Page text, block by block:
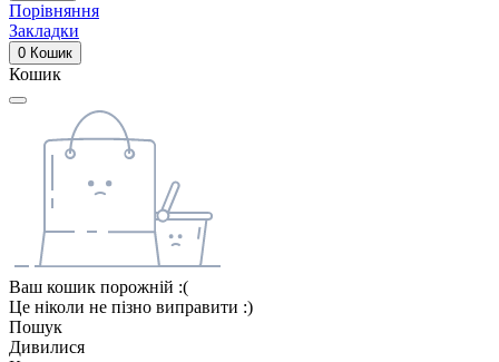
Порівняння
Закладки
0 Кошик
Кошик
Ваш кошик порожній :(
Це ніколи не пізно виправити :)
Пошук
Дивилися